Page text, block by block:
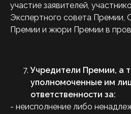
участие заявителей,
Экспертного совета Премии,
Премии и жюри Премии в
Учредители Премии, а
уполномоченные им
ответственности за:
- неисполнение либо